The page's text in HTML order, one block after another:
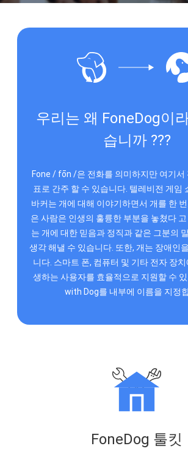
우리는 왜 FoneDog이
습니까 ???
Fone / fōn /은 전화를 의미하지만 여기서
표로 간주 할 수 있습니다. 텔레비전 게임
바커는 개에 대해 이야기하면서 개를 한
은 사람은 인생의 훌륭한 부분을 놓쳤다
는 개에 대한 믿음과 정직과 같은 그분의
생각 해낼 수 있습니다. 또한, 개는 장애인
니다. 스마트 폰, 컴퓨터 및 기타 전자 장
생하는 사용자를 효율적으로 지원할 수
with Dog를 내부에 이름을 지정
FoneDog 툴킷